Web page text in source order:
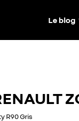
Le blog
R90 Gris